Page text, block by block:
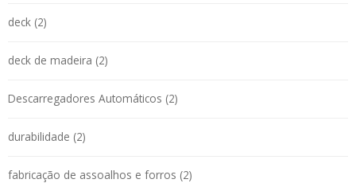
deck (2)
deck de madeira (2)
Descarregadores Automáticos (2)
durabilidade (2)
fabricação de assoalhos e forros (2)